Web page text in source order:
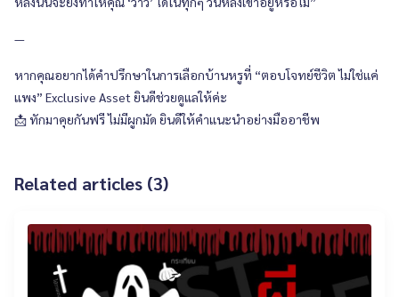
—
หากคุณอยากได้คำปรึกษาในการเลือกบ้านหรูที่ “ตอบโจทย์ชีวิต ไม่ใช่แค่
แพง” Exclusive Asset ยินดีช่วยดูแลให้ค่ะ
📩 ทักมาคุยกันฟรี ไม่มีผูกมัด ยินดีให้คำแนะนำอย่างมืออาชีพ
Related articles (3)